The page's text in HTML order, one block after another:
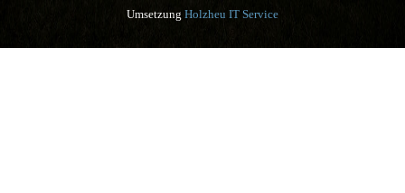
Umsetzung Holzheu IT Service